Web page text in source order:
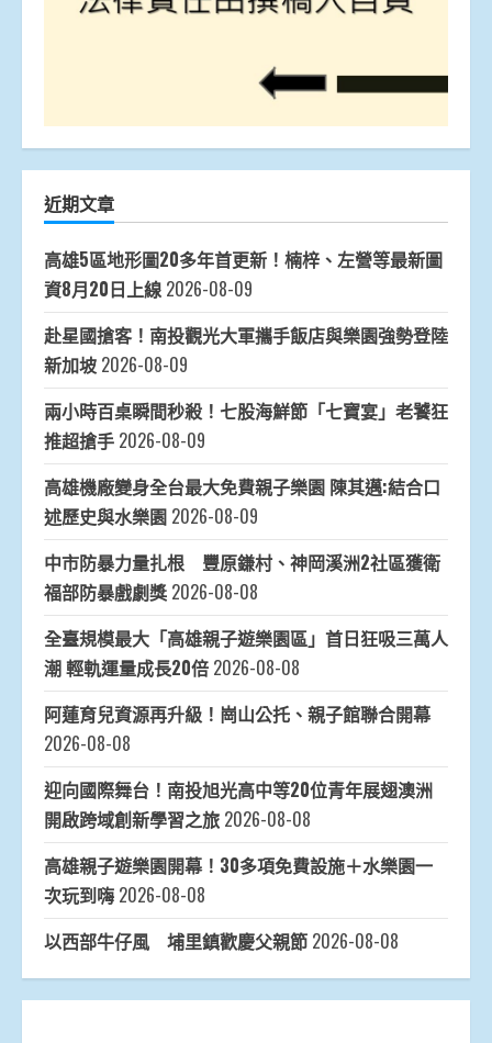
近期文章
高雄5區地形圖20多年首更新！楠梓、左營等最新圖
資8月20日上線 2026-08-09
赴星國搶客！南投觀光大軍攜手飯店與樂園強勢登陸
新加坡 2026-08-09
兩小時百桌瞬間秒殺！七股海鮮節「七寶宴」老饕狂
推超搶手 2026-08-09
高雄機廠變身全台最大免費親子樂園 陳其邁:結合口
述歷史與水樂園 2026-08-09
中市防暴力量扎根 豐原鎌村、神岡溪洲2社區獲衛
福部防暴戲劇獎 2026-08-08
全臺規模最大「高雄親子遊樂園區」首日狂吸三萬人
潮 輕軌運量成長20倍 2026-08-08
阿蓮育兒資源再升級！崗山公托、親子館聯合開幕
2026-08-08
迎向國際舞台！南投旭光高中等20位青年展翅澳洲
開啟跨域創新學習之旅 2026-08-08
高雄親子遊樂園開幕！30多項免費設施＋水樂園一
次玩到嗨 2026-08-08
以西部牛仔風 埔里鎮歡慶父親節 2026-08-08